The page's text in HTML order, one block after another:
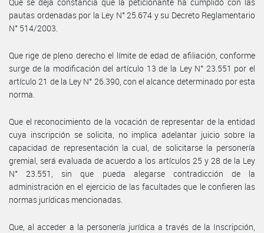
pautas ordenadas por la Ley N° 25.674 y su Decreto Reglamentario
N° 514/2003.
Que rige de pleno derecho el límite de edad de afiliación, conforme
surge de la modificación del artículo 13 de la Ley N° 23.551 por el
artículo 21 de la Ley N° 26.390, con el alcance determinado por esta
norma.
Que el reconocimiento de la vocación de representar de la entidad
cuya inscripción se solicita, no implica adelantar juicio sobre la
capacidad de representación la cual, de solicitarse la personería
gremial, será evaluada de acuerdo a los artículos 25 y 28 de la Ley
N° 23.551, sin que pueda alegarse contradicción de la
administración en el ejercicio de las facultades que le confieren las
normas jurídicas mencionadas.
Que, al acceder a la personería jurídica a través de la Inscripción,